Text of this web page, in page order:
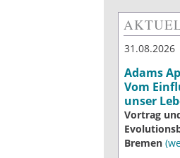
31.08.2026
Adams
Vom
unser
Vortrag
Bremen